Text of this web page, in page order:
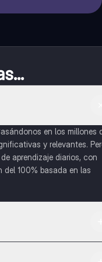
en los millones
y relevantes.
aprendizaje diarios, con
100% basada en las